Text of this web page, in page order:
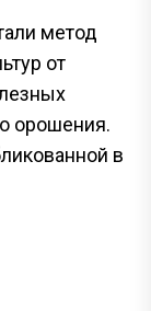
метод
от
орошения.
в